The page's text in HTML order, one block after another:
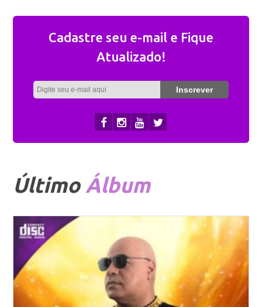
Cadastre seu e-mail e Fique
Atualizado!
Último Álbum